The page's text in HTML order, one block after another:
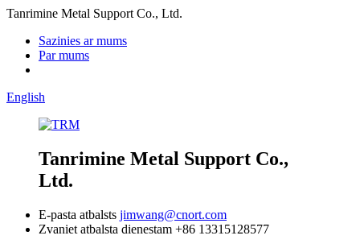
Tanrimine Metal Support Co., Ltd.
Sazinies ar mums
Par mums
English
Tanrimine Metal Support Co.,
Ltd.
E-pasta atbalsts jimwang@cnort.com
Zvaniet atbalsta dienestam +86 13315128577